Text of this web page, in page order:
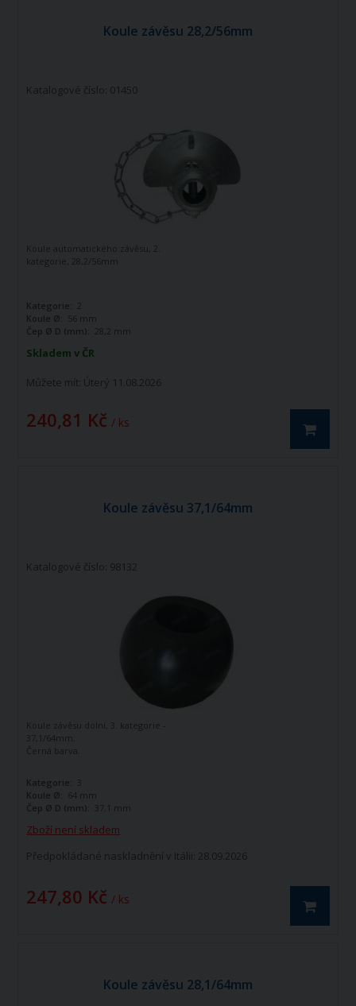
Koule závěsu 28,2/56mm
Katalogové číslo: 01450
Skladem v ČR
Můžete mít: Úterý 11.08.2026
240,81 Kč / ks
Koule automatického závěsu, 2.
kategorie, 28,2/56mm
Kategorie:
Koule Ø:
56 mm
Čep Ø D (mm):
28,2 mm
Koule závěsu 37,1/64mm
Katalogové číslo: 98132
Zboží není skladem
Předpokládané naskladnění v Itálii: 28.09.2026
247,80 Kč / ks
Koule závěsu dolní, 3. kategorie -
37,1/64mm.
Černá barva.
Kategorie:
Koule Ø: 64 mm
Čep Ø D (mm):
37,1 mm
Koule závěsu 28,1/64mm